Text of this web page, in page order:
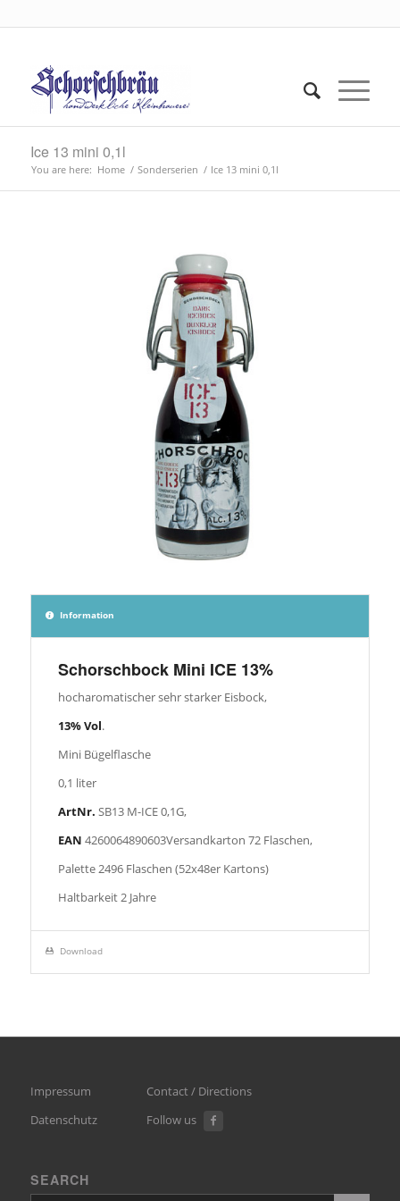
Ice 13 mini 0,1l
You are here: Home / Sonderserien / Ice 13 mini 0,1l
Information
Schorschbock Mini ICE 13%
hocharomatischer sehr starker Eisbock,
13% Vol.
Mini Bügelflasche
0,1 liter
ArtNr. SB13 M-ICE 0,1G,
EAN 4260064890603Versandkarton 72 Flaschen,
Palette 2496 Flaschen (52x48er Kartons)
Haltbarkeit 2 Jahre
Download
Impressum
Datenschutz
Contact / Directions
Follow us
SEARCH